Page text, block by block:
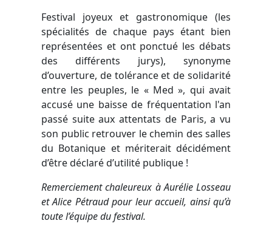
Festival joyeux et gastronomique (les
spécialités de chaque pays étant bien
représentées et ont ponctué les débats
des différents jurys), synonyme
d’ouverture, de tolérance et de solidarité
entre les peuples, le « Med », qui avait
accusé une baisse de fréquentation l'an
passé suite aux attentats de Paris, a vu
son public retrouver le chemin des salles
du Botanique et mériterait décidément
d’être déclaré d’utilité publique !
Remerciement chaleureux à Aurélie Losseau
et Alice Pétraud pour leur accueil, ainsi qu’à
toute l’équipe du festival.